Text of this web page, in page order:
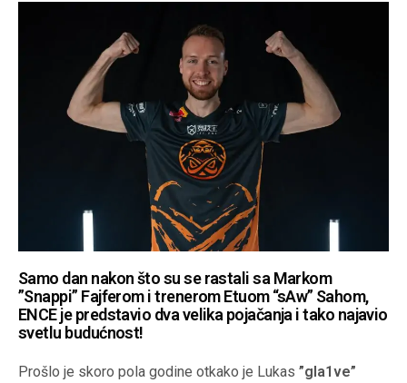
Samo dan nakon što su se rastali sa Markom
”Snappi” Fajferom i trenerom Etuom “⁠sAw⁠” Sahom,
ENCE je predstavio dva velika pojačanja i tako najavio
svetlu budućnost!
Prošlo je skoro pola godine otkako je Lukas”gla1ve”